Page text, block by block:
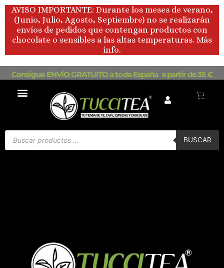
contenido
AVISO IMPORTANTE: Durante los meses de verano,
(Junio, Julio, Agosto, Septiembre) no se realizarán
envíos de pedidos que contengan productos con
chocolate o sensibles a las altas temperaturas. Más
info.
Consigue ENVÍO GRATUITO a toda España a partir de 35 €
Carrito
Búsqueda
productos
BUSCAR